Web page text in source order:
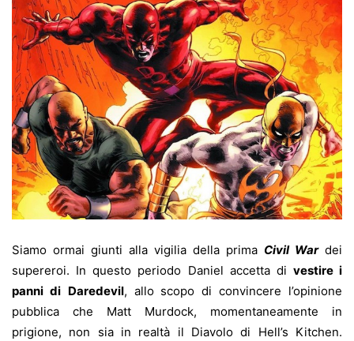
Siamo ormai giunti alla vigilia della prima Civil Wardei
supereroi. In questo periodo Daniel accetta di vestire i
panni di Daredevil, allo scopo di convincere l’opinione
pubblica che Matt Murdock, momentaneamente in
prigione, non sia in realtà il Diavolo di Hell’s Kitchen.